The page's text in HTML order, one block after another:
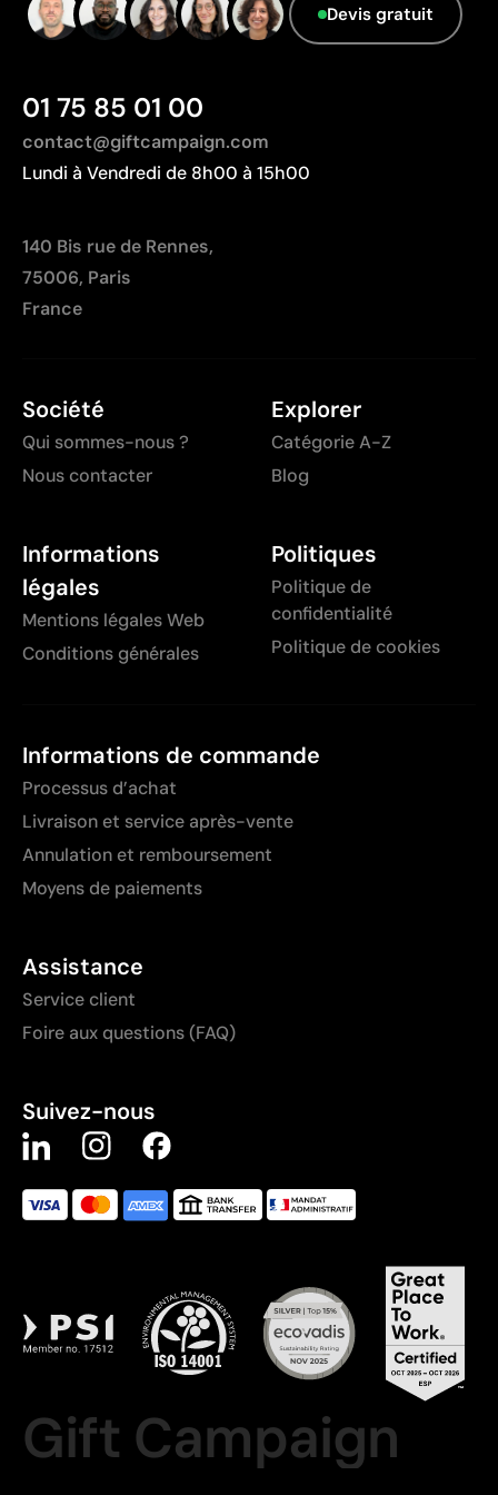
Devis gratuit
01 75 85 01 00
contact@giftcampaign.com
Lundi à Vendredi de 8h00 à 15h00
140 Bis rue de Rennes,
75006, Paris
France
Société
Qui sommes-nous ?
Nous contacter
Explorer
Catégorie A-Z
Blog
Informations
légales
Mentions légales Web
Conditions générales
Politiques
Politique de
confidentialité
Politique de cookies
Informations de commande
Processus d’achat
Livraison et service après-vente
Annulation et remboursement
Moyens de paiements
Assistance
Service client
Foire aux questions (FAQ)
Suivez-nous
Gift Campaign